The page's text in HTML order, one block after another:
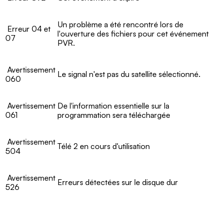
Erreur 04 et
07
Un problème a été rencontré lors de
l'ouverture des fichiers pour cet événement
PVR.
Avertissement
060
Le signal n'est pas du satellite sélectionné.
Avertissement
061
De l'information essentielle sur la
programmation sera téléchargée
Avertissement
504
Télé 2 en cours d'utilisation
Avertissement
526
Erreurs détectées sur le disque dur